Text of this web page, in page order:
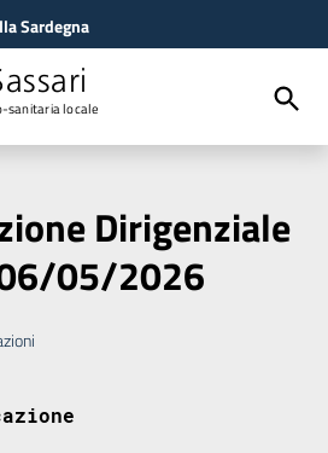
Sardegna
sanitaria locale
Dirigenziale
05/2026